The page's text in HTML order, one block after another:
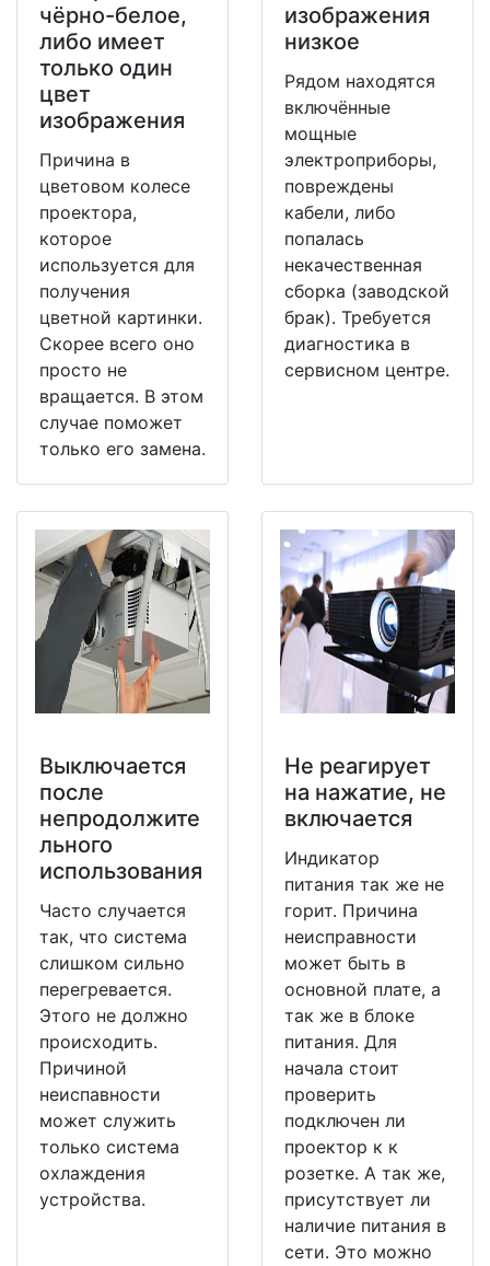
чёрно-белое,
либо имеет
только один
цвет
изображения
Причина в
цветовом колесе
проектора,
которое
используется для
получения
цветной картинки.
Скорее всего оно
просто не
вращается. В этом
случае поможет
только его замена.
изображения
низкое
Рядом находятся
включённые
мощные
электроприборы,
повреждены
кабели, либо
попалась
некачественная
сборка (заводской
брак). Требуется
диагностика в
сервисном центре.
Выключается
после
непродолжите
льного
использования
Часто случается
так, что система
слишком сильно
перегревается.
Этого не должно
происходить.
Причиной
неиспавности
может служить
только система
охлаждения
устройства.
Не реагирует
на нажатие, не
включается
Индикатор
питания так же не
горит. Причина
неисправности
может быть в
основной плате, а
так же в блоке
питания. Для
начала стоит
проверить
подключен ли
проектор к к
розетке. А так же,
присутствует ли
наличие питания в
сети. Это можно